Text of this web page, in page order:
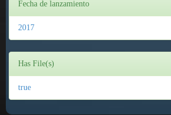
Fecha de lanzamiento
2017
Has File(s)
true